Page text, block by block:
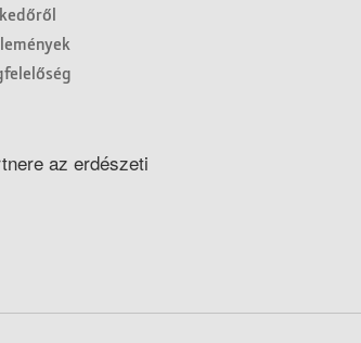
az erdészeti